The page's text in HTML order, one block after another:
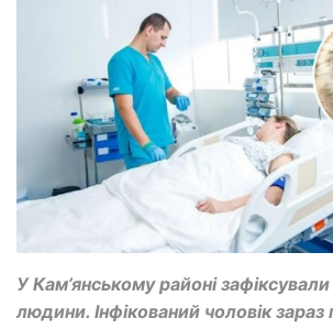
У Кам’янському районі
людини. Інфікований чоловік